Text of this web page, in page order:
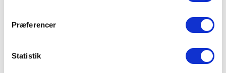
"Detaljer" eller ved at klikke videre til vores Cookiepolitik,
Præferencer
Statistik